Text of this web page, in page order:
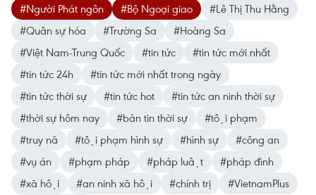
#Người Phát ngôn #Bộ Ngoại giao
#Lê Thị Thu Hằng
#Quân sự hóa
#Trường Sa
#Hoàng Sa
#Việt Nam-Trung Quốc
#tin tức
#tin tức mới nhất
#tin tức 24h
#tin tức mới nhất trong ngày
#tin tức thời sự
#tin tức hot
#tin tức an ninh thời sự
#thời sự hôm nay
#bản tin thời sự
#tội phạm
#truy nã
#tội phạm hình sự #hình sự
#công an
#vụ án
#phạm pháp #pháp luật
#pháp đình
#xã hội
#an ninh xã hội #chính trị
#VietnamPlus